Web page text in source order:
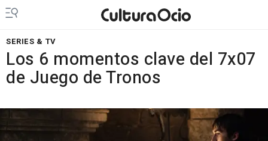
SERIES & TV
Los 6 momentos clave del 7x07
de Juego de Tronos